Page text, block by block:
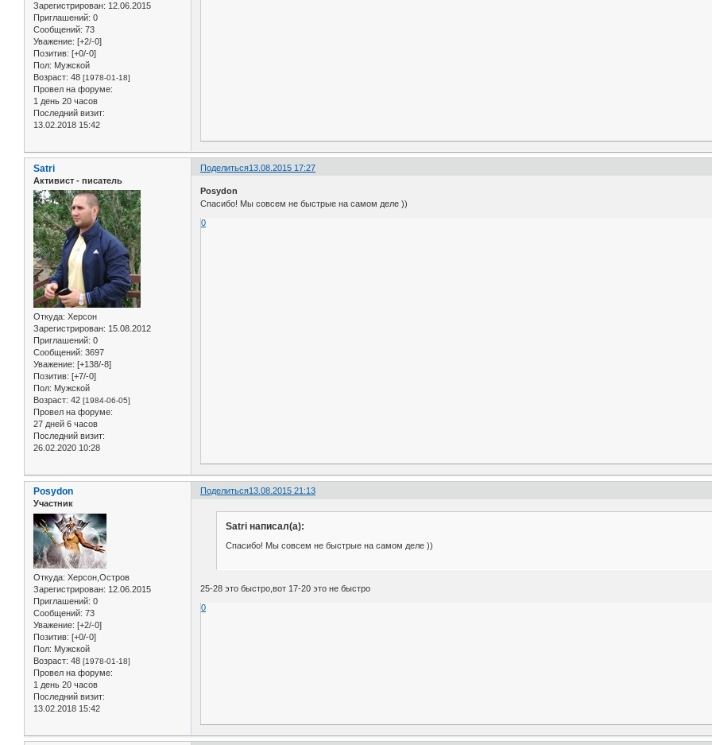
Зарегистрирован: 12.06.2015
Приглашений: 0
Сообщений: 73
Уважение: [+2/-0]
Позитив: [+0/-0]
Пол: Мужской
Возраст: 48 [1978-01-18]
Провел на форуме:
1 день 20 часов
Последний визит:
13.02.2018 15:42
Поделиться13.08.2015 17:27
Satri
Активист - писатель
Откуда: Херсон
Зарегистрирован: 15.08.2012
Приглашений: 0
Сообщений: 3697
Уважение: [+138/-8]
Позитив: [+7/-0]
Пол: Мужской
Возраст: 42 [1984-06-05]
Провел на форуме:
27 дней 6 часов
Последний визит:
26.02.2020 10:28
Posydon
Спасибо! Мы совсем не быстрые на самом деле ))
0
Поделиться13.08.2015 21:13
Posydon
Участник
Откуда: Херсон,Остров
Зарегистрирован: 12.06.2015
Приглашений: 0
Сообщений: 73
Уважение: [+2/-0]
Позитив: [+0/-0]
Пол: Мужской
Возраст: 48 [1978-01-18]
Провел на форуме:
1 день 20 часов
Последний визит:
13.02.2018 15:42
Satri написал(а):
Спасибо! Мы совсем не быстрые на самом деле ))
25-28 это быстро,вот 17-20 это не быстро
0